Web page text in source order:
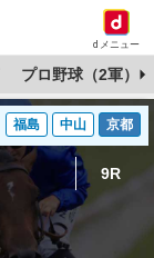
dメニュー
プロ野球（2軍）
福島 中山 京都
9R